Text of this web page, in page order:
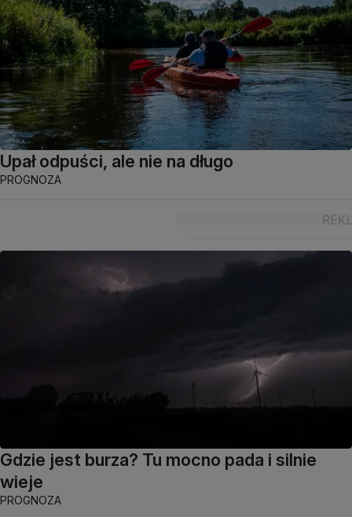
Upał odpuści, ale nie na długo
PROGNOZA
Gdzie jest burza? Tu mocno pada i silnie
wieje
PROGNOZA